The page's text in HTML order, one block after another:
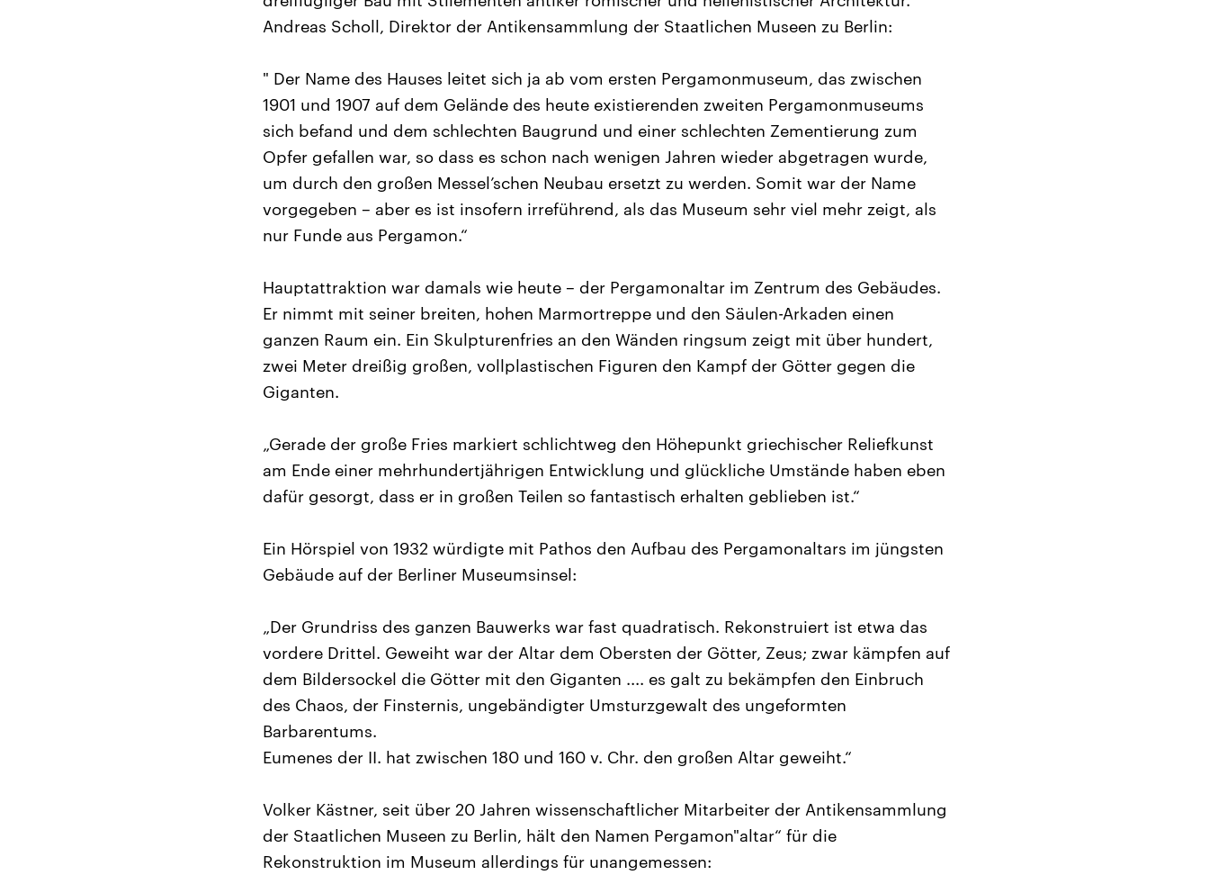
Andreas Scholl, Direktor der Antikensammlung der Staatlichen Museen zu Berlin:
" Der Name des Hauses leitet sich ja ab vom ersten Pergamonmuseum, das zwischen
1901 und 1907 auf dem Gelände des heute existierenden zweiten Pergamonmuseums
sich befand und dem schlechten Baugrund und einer schlechten Zementierung zum
Opfer gefallen war, so dass es schon nach wenigen Jahren wieder abgetragen wurde,
um durch den großen Messel’schen Neubau ersetzt zu werden. Somit war der Name
vorgegeben – aber es ist insofern irreführend, als das Museum sehr viel mehr zeigt, als
nur Funde aus Pergamon.“
Hauptattraktion war damals wie heute – der Pergamonaltar im Zentrum des Gebäudes.
Er nimmt mit seiner breiten, hohen Marmortreppe und den Säulen-Arkaden einen
ganzen Raum ein. Ein Skulpturenfries an den Wänden ringsum zeigt mit über hundert,
zwei Meter dreißig großen, vollplastischen Figuren den Kampf der Götter gegen die
Giganten.
„Gerade der große Fries markiert schlichtweg den Höhepunkt griechischer Reliefkunst
am Ende einer mehrhundertjährigen Entwicklung und glückliche Umstände haben eben
dafür gesorgt, dass er in großen Teilen so fantastisch erhalten geblieben ist.“
Ein Hörspiel von 1932 würdigte mit Pathos den Aufbau des Pergamonaltars im jüngsten
Gebäude auf der Berliner Museumsinsel:
„Der Grundriss des ganzen Bauwerks war fast quadratisch. Rekonstruiert ist etwa das
vordere Drittel. Geweiht war der Altar dem Obersten der Götter, Zeus; zwar kämpfen auf
dem Bildersockel die Götter mit den Giganten .... es galt zu bekämpfen den Einbruch
des Chaos, der Finsternis, ungebändigter Umsturzgewalt des ungeformten
Barbarentums.
Eumenes der II. hat zwischen 180 und 160 v. Chr. den großen Altar geweiht.“
Volker Kästner, seit über 20 Jahren wissenschaftlicher Mitarbeiter der Antikensammlung
der Staatlichen Museen zu Berlin, hält den Namen Pergamon"altar“ für die
Rekonstruktion im Museum allerdings für unangemessen: